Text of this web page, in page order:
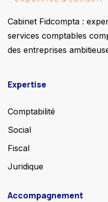
Cabinet Fidcompta :
services comptables
des entreprises
Expertise
Comptabilité
Social
Fiscal
Juridique
Accompagnement